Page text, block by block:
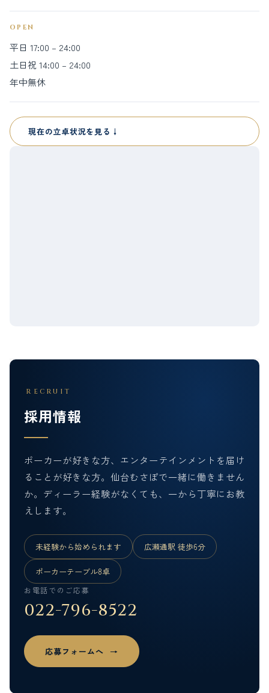
OPEN
平日 17:00 – 24:00
土日祝 14:00 – 24:00
年中無休
現在の立卓状況を見る
RECRUIT
採用情報
ポーカーが好きな方、エンターテインメントを届け
ることが好きな方。仙台むさぽで一緒に働きません
か。ディーラー経験がなくても、一から丁寧にお教
えします。
未経験から始められます 広瀬通駅 徒歩6分
ポーカーテーブル8卓
お電話でのご応募
022-796-8522
応募フォームへ